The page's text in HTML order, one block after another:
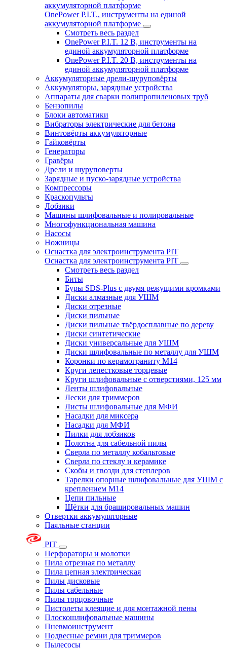
аккумуляторной платформе
OnePower P.I.T., инструменты на единой
аккумуляторной платформе
Смотреть весь раздел
OnePower P.I.T. 12 В, инструменты на
единой аккумуляторной платформе
OnePower P.I.T. 20 В, инструменты на
единой аккумуляторной платформе
Аккумуляторные дрели-шуруповёрты
Аккумуляторы, зарядные устройства
Аппараты для сварки полипропиленовых труб
Бензопилы
Блоки автоматики
Вибраторы электрические для бетона
Винтовёрты аккумуляторные
Гайковёрты
Генераторы
Гравёры
Дрели и шуруповерты
Зарядные и пуско-зарядные устройства
Компрессоры
Краскопульты
Лобзики
Машины шлифовальные и полировальные
Многофункциональная машина
Насосы
Ножницы
Оснастка для электроинструмента PIT
Оснастка для электроинструмента PIT
Смотреть весь раздел
Биты
Буры SDS-Plus c двумя режущими кромками
Диски алмазные для УШМ
Диски отрезные
Диски пильные
Диски пильные твёрдосплавные по дереву
Диски синтетические
Диски универсальные для УШМ
Диски шлифовальные по металлу для УШМ
Коронки по керамограниту M14
Круги лепестковые торцевые
Круги шлифовальные с отверстиями, 125 мм
Ленты шлифовальные
Лески для триммеров
Листы шлифовальные для МФИ
Насадки для миксера
Насадки для МФИ
Пилки для лобзиков
Полотна для сабельной пилы
Сверла по металлу кобальтовые
Сверла по стеклу и керамике
Скобы и гвозди для степлеров
Тарелки опорные шлифовальные для УШМ с
креплением М14
Цепи пильные
Щётки для брашировальных машин
Отвертки аккумуляторные
Паяльные станции
PIT
Перфораторы и молотки
Пила отрезная по металлу
Пила цепная электрическая
Пилы дисковые
Пилы сабельные
Пилы торцовочные
Пистолеты клеящие и для монтажной пены
Плоскошлифовальные машины
Пневмоинструмент
Подвесные ремни для триммеров
Пылесосы